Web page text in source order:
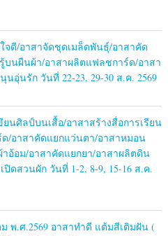
จดี/อาสาจัดชุดเมล็ดพันธุ์/อาสาคัด
บนผืนผ้า/อาสาผลิตแฟลชการ์ด/อาสา
อุ่นรัก วันที่ 22-23, 29-30 ส.ค. 2569
ยนศิลป์บนเสื้อ/อาสาสร้างสื่อการเรียน
/อาสาคัดแยกแว่นตา/อาสาหมอน
อ้อม/อาสาคัดแยกยา/อาสาผลิตดิน
ดสวนผัก วันที่ 1-2, 8-9, 15-16 ส.ค.
พ.ศ.2569 อาสาทำดี แต้มสีเติมฝัน (